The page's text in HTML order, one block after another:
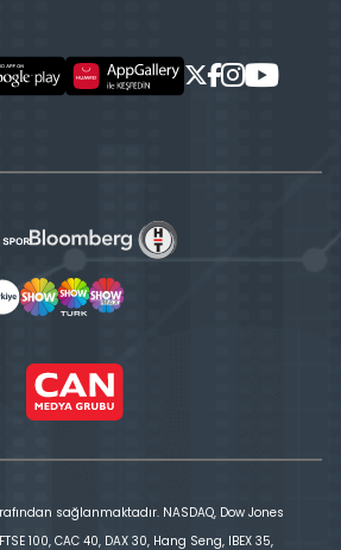
sağlanmaktadır. NASDAQ, Dow Jones
100, CAC 40, DAX 30, Hang Seng, IBEX 35,